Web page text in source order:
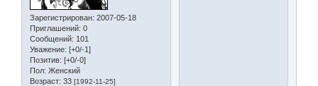
Зарегистрирован: 2007-05-18
Приглашений: 0
Сообщений: 101
Уважение: [+0/-1]
Позитив: [+0/-0]
Пол: Женский
Возраст: 33 [1992-11-25]